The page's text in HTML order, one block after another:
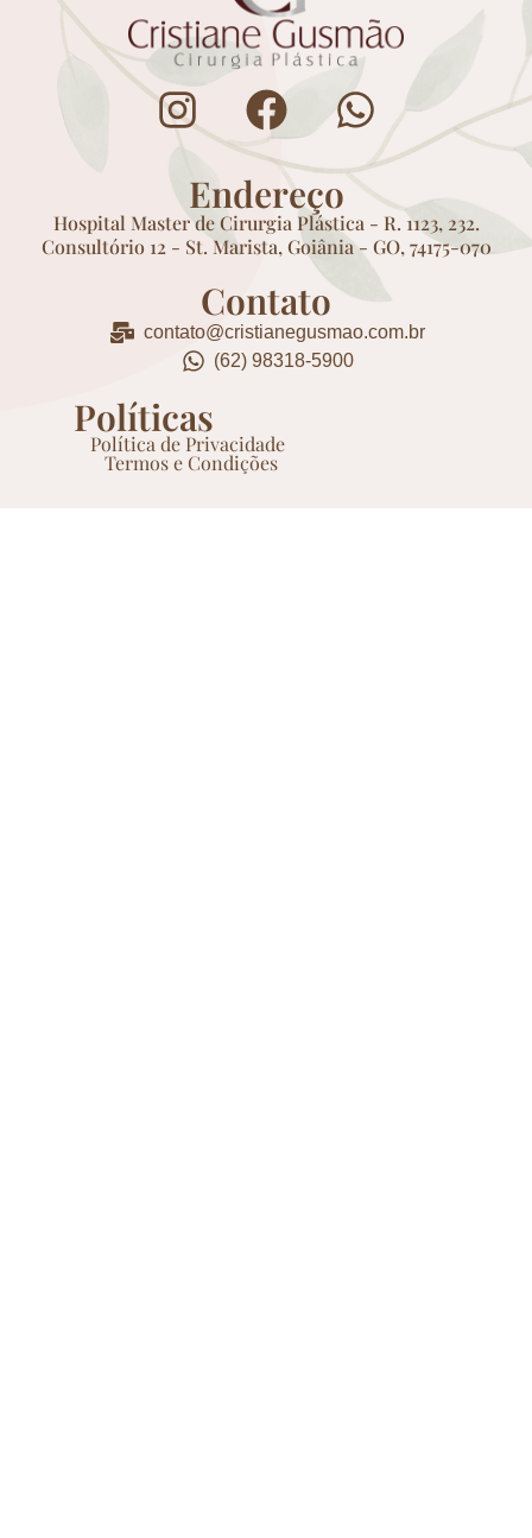
Endereço
Hospital Master de Cirurgia Plástica - R. 1123, 232.
Consultório 12 - St. Marista, Goiânia - GO, 74175-070
Contato
contato@cristianegusmao.com.br
(62) 98318-5900
Políticas
Política de Privacidade
Termos e Condições